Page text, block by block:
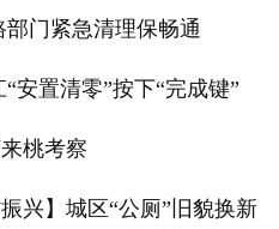
门紧急清理保畅通
安置清零”按下“完成键”
桃考察
兴】城区“公厕”旧貌换新